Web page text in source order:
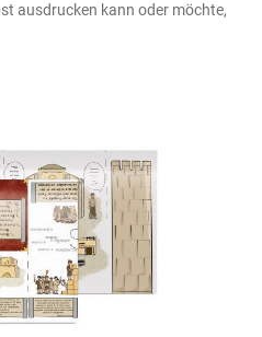
ausdrucken kann oder möchte,